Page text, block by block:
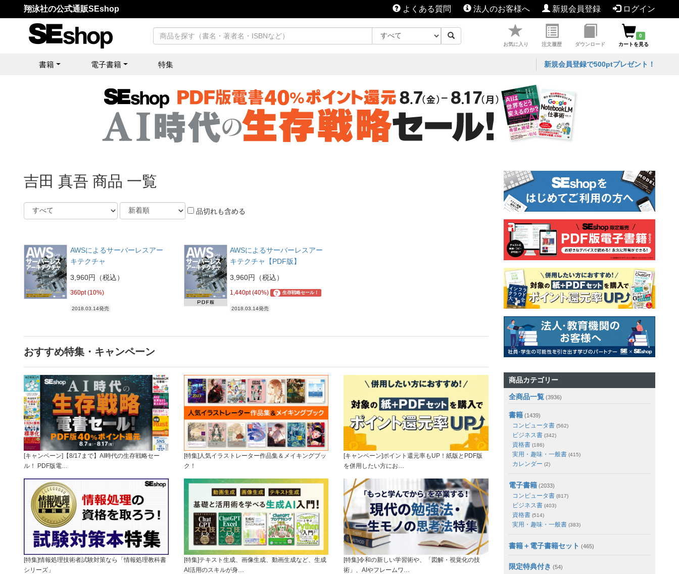
翔泳社の公式通販SEshop よくある質問 法人のお客様へ 新規会員登録 ログイン
お気に入り 注文履歴 ダウンロード
0
カートを見る
書籍 電子書籍 特集 新規会員登録で500ptプレゼント！
吉田 真吾 商品 一覧
品切れも含める
AWSによるサーバーレスアー
キテクチャ
3,960円（税込）
360pt (10%)
2018.03.14発売
AWSによるサーバーレスアー
キテクチャ【PDF版】
3,960円（税込）
1,440pt (40%) ? 生存戦略セール！
2018.03.14発売
おすすめ特集・キャンペーン
[キャンペーン]【8/17まで】AI時代の生存戦略セー
ル！ PDF版電…
[特集]人気イラストレーター作品集＆メイキングブッ
ク！
[キャンペーン]ポイント還元率もUP！紙版とPDF版
を併用したい方にお…
[特集]情報処理技術者試験対策なら「情報処理教科書
シリーズ」
[特集]テキスト生成、画像生成、動画生成など、生成
AI活用のスキルが身…
[特集]令和の新しい学習術や、「図解・視覚化の技
術」、AIやフレームワ…
商品カテゴリー
全商品一覧 (3936)
書籍 (1439)
コンピュータ書 (562)
ビジネス書 (342)
資格書 (186)
実用・趣味・一般書 (415)
カレンダー (2)
電子書籍 (2033)
コンピュータ書 (817)
ビジネス書 (403)
資格書 (514)
実用・趣味・一般書 (383)
書籍＋電子書籍セット (465)
限定特典付き (54)